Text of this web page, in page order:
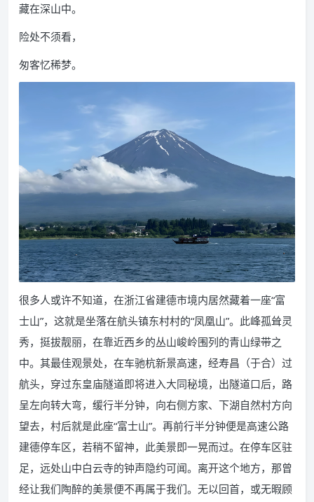
藏在深山中。
险处不须看，
匆客忆稀梦。
很多人或许不知道，在浙江省建德市境内居然藏着一座“富
士山”，这就是坐落在航头镇东村村的“凤凰山”。此峰孤耸灵
秀，挺拔靓丽，在靠近西乡的丛山峻岭围列的青山绿带之
中。其最佳观景处，在车驰杭新景高速，经寿昌（于合）过
航头，穿过东皇庙隧道即将进入大同秘境，出隧道口后，路
呈左向转大弯，缓行半分钟，向右侧方家、下湖自然村方向
望去，村后就是此座“富士山”。再前行半分钟便是高速公路
建德停车区，若稍不留神，此美景即一晃而过。在停车区驻
足，远处山中白云寺的钟声隐约可闻。离开这个地方，那曾
经让我们陶醉的美景便不再属于我们。无以回首，或无暇顾